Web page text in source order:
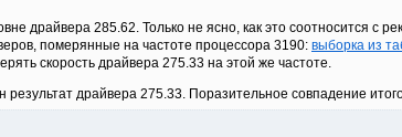
драйвера 285.62. Только не ясно, как это соотносится
померянные на частоте процессора 3190: выборка из
скорость драйвера 275.33 на этой же частоте.
результат драйвера 275.33. Поразительное совпадение